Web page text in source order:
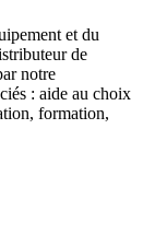
et du
de
notre
: aide au choix
formation,